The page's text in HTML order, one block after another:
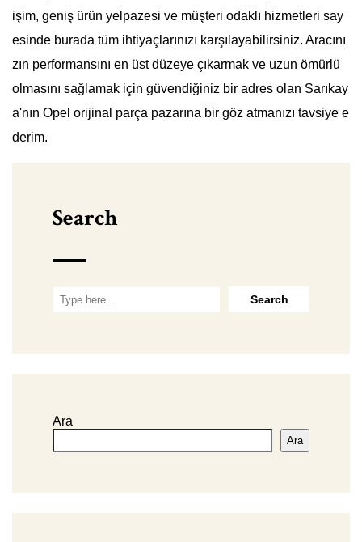
işim, geniş ürün yelpazesi ve müşteri odaklı hizmetleri say
esinde burada tüm ihtiyaçlarınızı karşılayabilirsiniz. Aracını
zın performansını en üst düzeye çıkarmak ve uzun ömürlü
olmasını sağlamak için güvendiğiniz bir adres olan Sarıkay
a'nın Opel orijinal parça pazarına bir göz atmanızı tavsiye e
derim.
Search
Ara
Ara